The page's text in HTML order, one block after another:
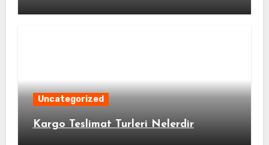
Uncategorized
Kargo Teslimat Turleri Nelerdir